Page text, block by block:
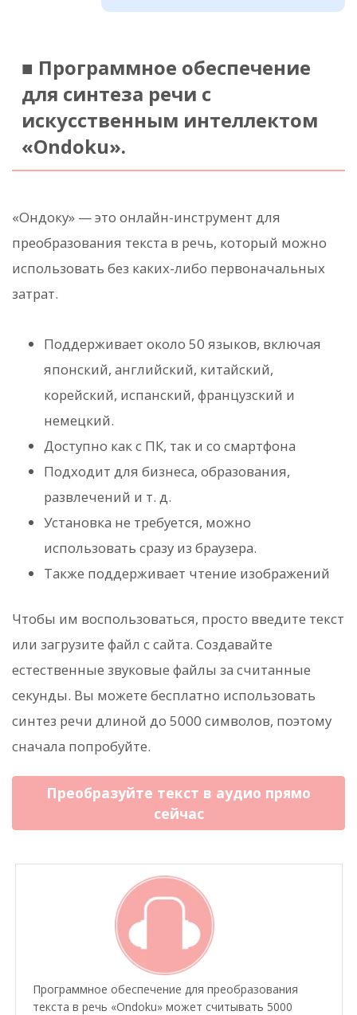
■ Программное обеспечение
для синтеза речи с
искусственным интеллектом
«Ondoku».
«Ондоку» — это онлайн-инструмент для
преобразования текста в речь, который можно
использовать без каких-либо первоначальных
затрат.
Поддерживает около 50 языков, включая
японский, английский, китайский,
корейский, испанский, французский и
немецкий.
Доступно как с ПК, так и со смартфона
Подходит для бизнеса, образования,
развлечений и т. д.
Установка не требуется, можно
использовать сразу из браузера.
Также поддерживает чтение изображений
Чтобы им воспользоваться, просто введите текст
или загрузите файл с сайта. Создавайте
естественные звуковые файлы за считанные
секунды. Вы можете бесплатно использовать
синтез речи длиной до 5000 символов, поэтому
сначала попробуйте.
Преобразуйте текст в аудио прямо
сейчас
Программное обеспечение для преобразования
текста в речь «Ondoku» может считывать 5000